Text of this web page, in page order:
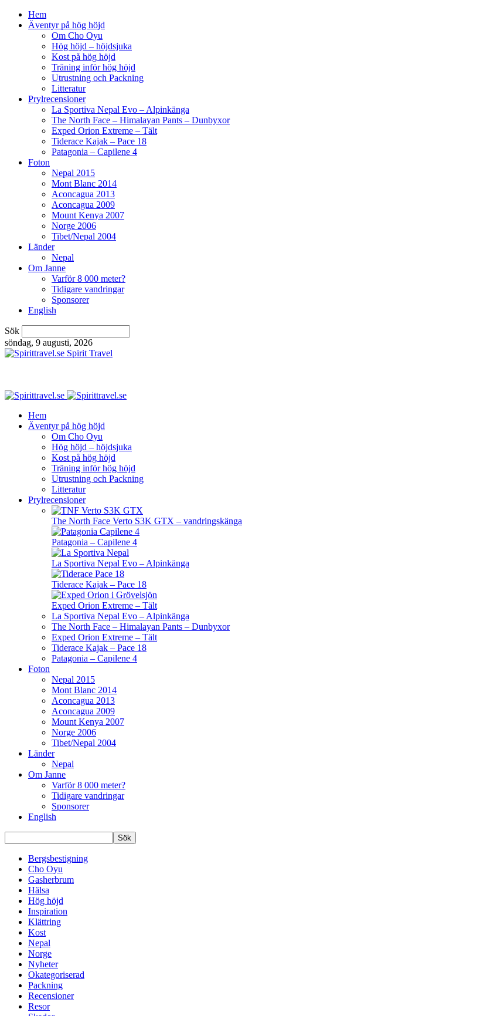
Hem
Äventyr på hög höjd
Om Cho Oyu
Hög höjd – höjdsjuka
Kost på hög höjd
Träning inför hög höjd
Utrustning och Packning
Litteratur
Prylrecensioner
La Sportiva Nepal Evo – Alpinkänga
The North Face – Himalayan Pants – Dunbyxor
Exped Orion Extreme – Tält
Tiderace Kajak – Pace 18
Patagonia – Capilene 4
Foton
Nepal 2015
Mont Blanc 2014
Aconcagua 2013
Aconcagua 2009
Mount Kenya 2007
Norge 2006
Tibet/Nepal 2004
Länder
Nepal
Om Janne
Varför 8 000 meter?
Tidigare vandringar
Sponsorer
English
Sök
söndag, 9 augusti, 2026
Spirit Travel
Hem
Äventyr på hög höjd
Om Cho Oyu
Hög höjd – höjdsjuka
Kost på hög höjd
Träning inför hög höjd
Utrustning och Packning
Litteratur
Prylrecensioner
The North Face Verto S3K GTX – vandringskänga
Patagonia – Capilene 4
La Sportiva Nepal Evo – Alpinkänga
Tiderace Kajak – Pace 18
Exped Orion Extreme – Tält
La Sportiva Nepal Evo – Alpinkänga
The North Face – Himalayan Pants – Dunbyxor
Exped Orion Extreme – Tält
Tiderace Kajak – Pace 18
Patagonia – Capilene 4
Foton
Nepal 2015
Mont Blanc 2014
Aconcagua 2013
Aconcagua 2009
Mount Kenya 2007
Norge 2006
Tibet/Nepal 2004
Länder
Nepal
Om Janne
Varför 8 000 meter?
Tidigare vandringar
Sponsorer
English
Bergsbestigning
Cho Oyu
Gasherbrum
Hälsa
Hög höjd
Inspiration
Klättring
Kost
Nepal
Norge
Nyheter
Okategoriserad
Packning
Recensioner
Resor